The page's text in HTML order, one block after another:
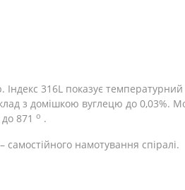
316L показує температурний
з домішкою вуглецю до 0,03%.
871 о .
самостійного намотування спіралі.